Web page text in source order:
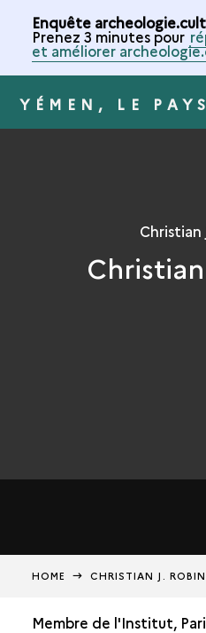
Enquête
Prenez 3 minutes pour
et améliorer
YÉMEN, LE
Christian
HOME CHRISTIAN J. ROBIN
Membre de l'Institut,